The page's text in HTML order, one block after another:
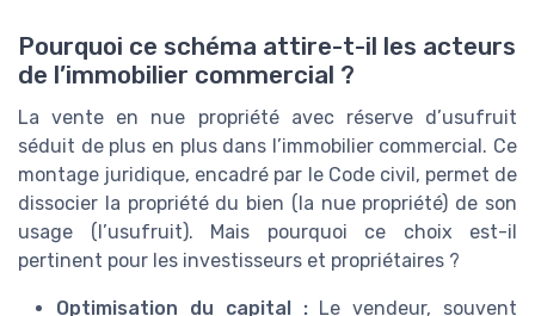
Pourquoi ce schéma attire-t-il les acteurs
de l’immobilier commercial ?
La vente en nue propriété avec réserve d’usufruit
séduit de plus en plus dans l’immobilier commercial. Ce
montage juridique, encadré par le Code civil, permet de
dissocier la propriété du bien (la nue propriété) de son
usage (l’usufruit). Mais pourquoi ce choix est-il
pertinent pour les investisseurs et propriétaires ?
Optimisation du capital :Le vendeur, souvent